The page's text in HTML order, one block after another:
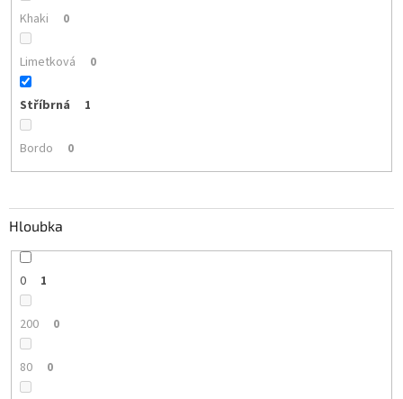
Khaki 0
Limetková 0
Stříbrná 1
Bordo 0
Hloubka
0 1
200 0
80 0